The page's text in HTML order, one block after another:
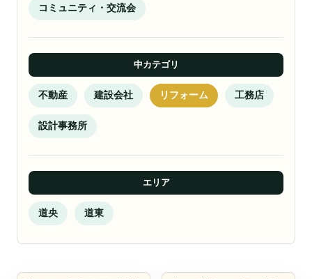
コミュニティ・交流会
中カテゴリ
不動産 建設会社 リフォーム 工務店
設計事務所
エリア
道央 道東